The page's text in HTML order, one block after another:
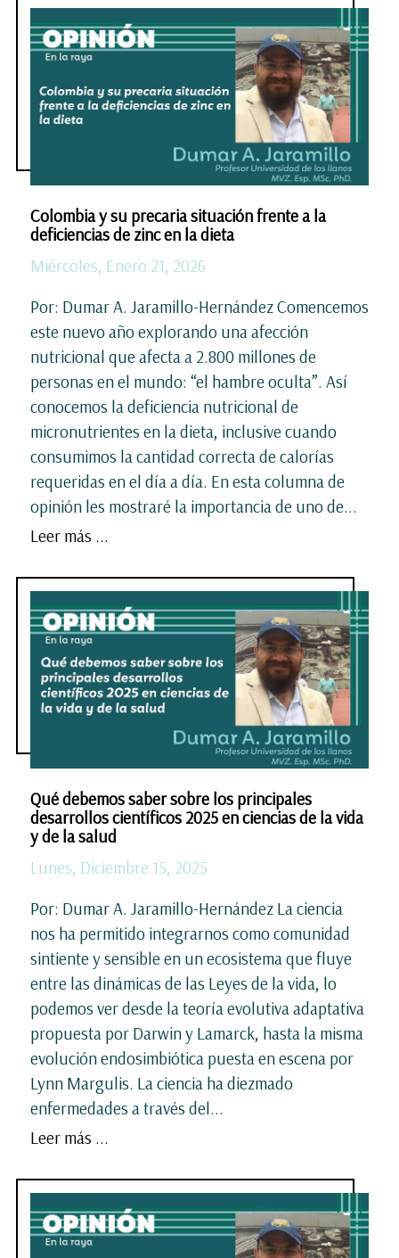
Colombia y su precaria situación frente a la
deficiencias de zinc en la dieta
Miércoles, Enero 21, 2026
Por: Dumar A. Jaramillo-Hernández Comencemos
este nuevo año explorando una afección
nutricional que afecta a 2.800 millones de
personas en el mundo: “el hambre oculta”. Así
conocemos la deficiencia nutricional de
micronutrientes en la dieta, inclusive cuando
consumimos la cantidad correcta de calorías
requeridas en el día a día. En esta columna de
opinión les mostraré la importancia de uno de...
Leer más ...
Qué debemos saber sobre los principales
desarrollos científicos 2025 en ciencias de la vida
y de la salud
Lunes, Diciembre 15, 2025
Por: Dumar A. Jaramillo-Hernández La ciencia
nos ha permitido integrarnos como comunidad
sintiente y sensible en un ecosistema que fluye
entre las dinámicas de las Leyes de la vida, lo
podemos ver desde la teoría evolutiva adaptativa
propuesta por Darwin y Lamarck, hasta la misma
evolución endosimbiótica puesta en escena por
Lynn Margulis. La ciencia ha diezmado
enfermedades a través del...
Leer más ...